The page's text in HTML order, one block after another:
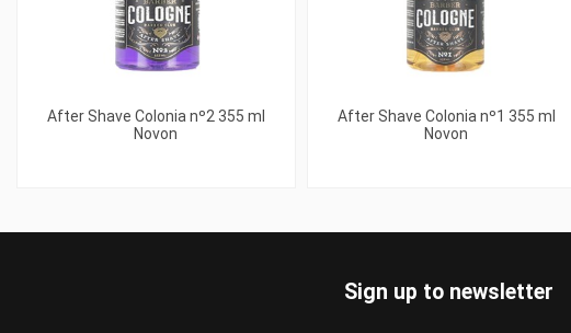
After Shave Colonia nº2 355 ml
Novon
After Shave Colonia nº1 355 ml
Novon
Sign up to newsletter